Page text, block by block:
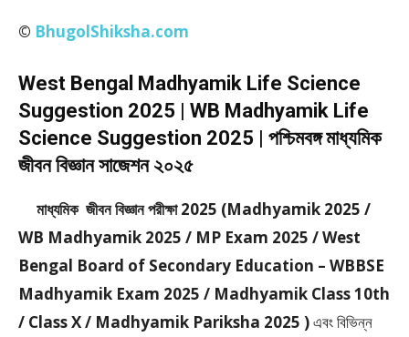
© BhugolShiksha.com
West Bengal Madhyamik Life Science
Suggestion 2025 | WB Madhyamik Life
Science Suggestion 2025 | পশ্চিমবঙ্গ মাধ্যমিক
জীবন বিজ্ঞান সাজেশন ২০২৫
মাধ্যমিক জীবন বিজ্ঞান পরীক্ষা 2025 (Madhyamik 2025 /
WB Madhyamik 2025 / MP Exam 2025 / West
Bengal Board of Secondary Education – WBBSE
Madhyamik Exam 2025 / Madhyamik Class 10th
/ Class X / Madhyamik Pariksha 2025 )এবং বিভিন্ন